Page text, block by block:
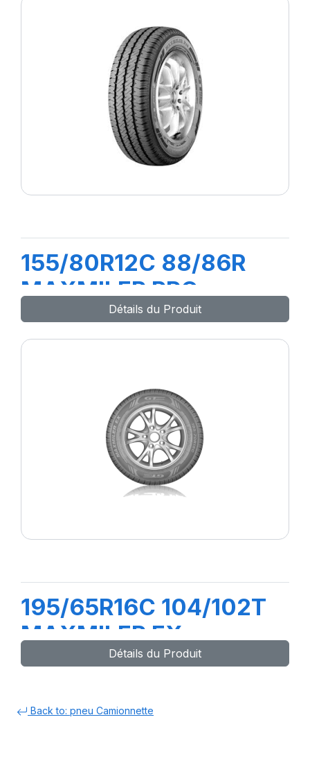
155/80R12C 88/86R
MAXMILER PRO
Détails du Produit
195/65R16C 104/102T
MAXMILER EX
Détails du Produit
Back to: pneu Camionnette